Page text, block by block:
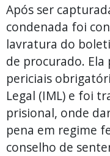
Após ser
condenada foi
lavratura do
de procurado. Ela
periciais
Legal (IML) e foi
prisional, onde
pena em regime
conselho de